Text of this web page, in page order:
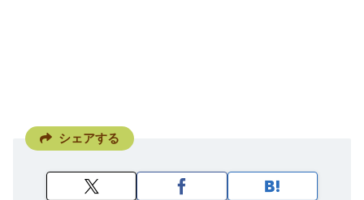
シェアする